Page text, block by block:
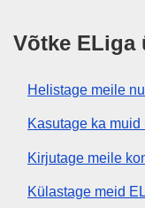
Võtke ELiga
Helistage meile
Kasutage ka
Kirjutage meile
Külastage meid